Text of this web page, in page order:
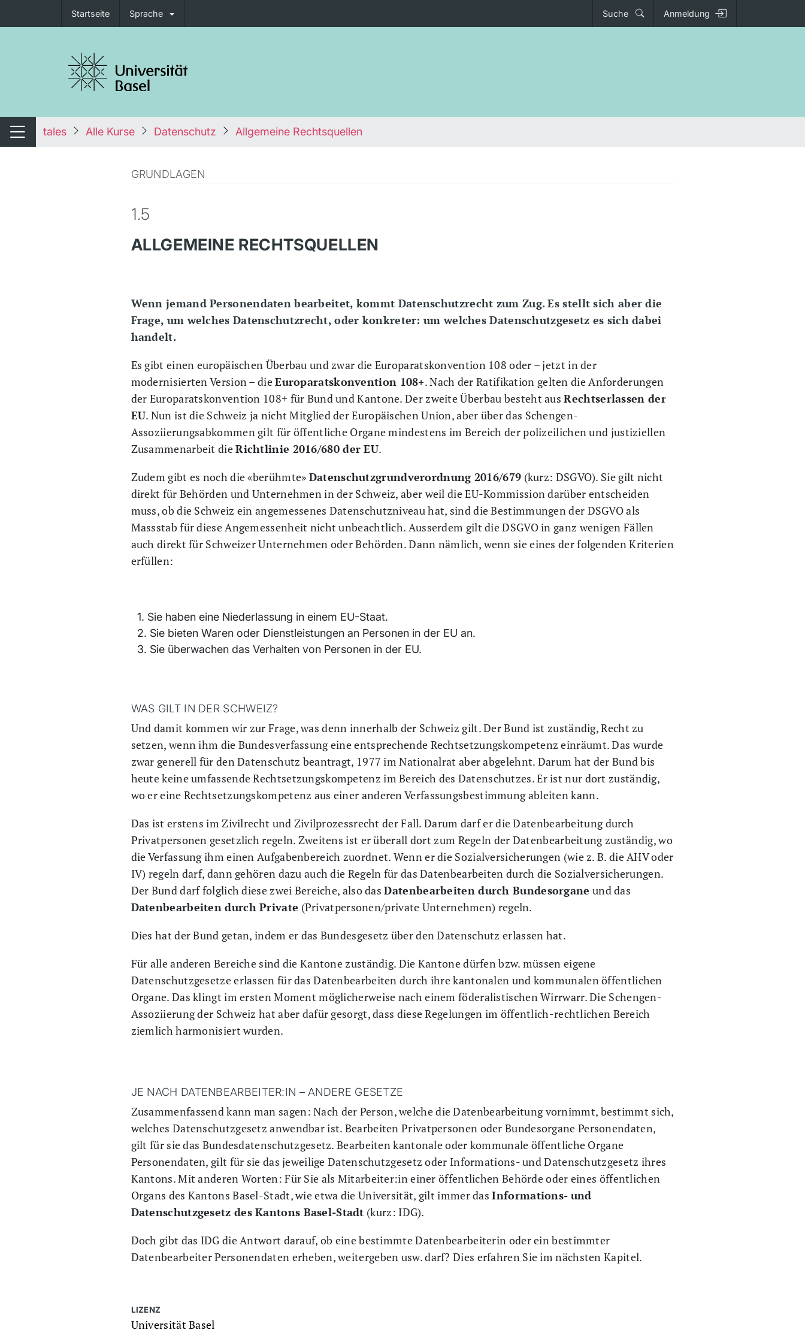
Startseite Sprache Suche Anmeldung
umschalten
Navigation umschalten
tales Alle Kurse Datenschutz Allgemeine Rechtsquellen
GRUNDLAGEN
1.5
ALLGEMEINE RECHTSQUELLEN
Wenn jemand Personendaten bearbeitet, kommt Datenschutzrecht zum Zug. Es stellt sich aber die
Frage, um welches Datenschutzrecht, oder konkreter: um welches Datenschutzgesetz es sich dabei
handelt.
Es gibt einen europäischen Überbau und zwar die Europaratskonvention 108 oder – jetzt in der
modernisierten Version – dieEuroparatskonvention 108+. Nach der Ratifikation gelten die Anforderungen
der Europaratskonvention 108+ für Bund und Kantone. Der zweite Überbau besteht ausRechtserlassen der
EU. Nun ist die Schweiz ja nicht Mitglied der Europäischen Union, aber über das Schengen-
Assoziierungsabkommen gilt für öffentliche Organe mindestens im Bereich der polizeilichen und justiziellen
Zusammenarbeit dieRichtlinie 2016/680 der EU.
Zudem gibt es noch die «berühmte» Datenschutzgrundverordnung 2016/679 (kurz: DSGVO). Sie gilt nicht
direkt für Behörden und Unternehmen in der Schweiz, aber weil die EU-Kommission darüber entscheiden
muss, ob die Schweiz ein angemessenes Datenschutzniveau hat, sind die Bestimmungen der DSGVO als
Massstab für diese Angemessenheit nicht unbeachtlich. Ausserdem gilt die DSGVO in ganz wenigen Fällen
auch direkt für Schweizer Unternehmen oder Behörden. Dann nämlich, wenn sie eines der folgenden Kriterien
erfüllen:
Sie haben eine Niederlassung in einem EU-Staat.
Sie bieten Waren oder Dienstleistungen an Personen in der EU an.
Sie überwachen das Verhalten von Personen in der EU.
WAS GILT IN DER SCHWEIZ?
Und damit kommen wir zur Frage, was denn innerhalb der Schweiz gilt. Der Bund ist zuständig, Recht zu
setzen, wenn ihm die Bundesverfassung eine entsprechende Rechtsetzungskompetenz einräumt. Das wurde
zwar generell für den Datenschutz beantragt, 1977 im Nationalrat aber abgelehnt. Darum hat der Bund bis
heute keine umfassende Rechtsetzungskompetenz im Bereich des Datenschutzes. Er ist nur dort zuständig,
wo er eine Rechtsetzungskompetenz aus einer anderen Verfassungsbestimmung ableiten kann.
Das ist erstens im Zivilrecht und Zivilprozessrecht der Fall. Darum darf er die Datenbearbeitung durch
Privatpersonen gesetzlich regeln. Zweitens ist er überall dort zum Regeln der Datenbearbeitung zuständig, wo
die Verfassung ihm einen Aufgabenbereich zuordnet. Wenn er die Sozialversicherungen (wie z. B. die AHV oder
IV) regeln darf, dann gehören dazu auch die Regeln für das Datenbearbeiten durch die Sozialversicherungen.
Der Bund darf folglich diese zwei Bereiche, also dasDatenbearbeiten durch Bundesorgane und das
Datenbearbeiten durch Private (Privatpersonen/private Unternehmen) regeln.
Dies hat der Bund getan, indem er das Bundesgesetz über den Datenschutz erlassen hat.
Für alle anderen Bereiche sind die Kantone zuständig. Die Kantone dürfen bzw. müssen eigene
Datenschutzgesetze erlassen für das Datenbearbeiten durch ihre kantonalen und kommunalen öffentlichen
Organe. Das klingt im ersten Moment möglicherweise nach einem föderalistischen Wirrwarr. Die Schengen-
Assoziierung der Schweiz hat aber dafür gesorgt, dass diese Regelungen im öffentlich-rechtlichen Bereich
ziemlich harmonisiert wurden.
JE NACH DATENBEARBEITER:IN – ANDERE GESETZE
Zusammenfassend kann man sagen: Nach der Person, welche die Datenbearbeitung vornimmt, bestimmt sich,
welches Datenschutzgesetz anwendbar ist. Bearbeiten Privatpersonen oder Bundesorgane Personendaten,
gilt für sie das Bundesdatenschutzgesetz. Bearbeiten kantonale oder kommunale öffentliche Organe
Personendaten, gilt für sie das jeweilige Datenschutzgesetz oder Informations- und Datenschutzgesetz ihres
Kantons. Mit anderen Worten: Für Sie als Mitarbeiter:in einer öffentlichen Behörde oder eines öffentlichen
Organs des Kantons Basel-Stadt, wie etwa die Universität, gilt immer dasInformations- und
Datenschutzgesetz des Kantons Basel-Stadt (kurz: IDG).
Doch gibt das IDG die Antwort darauf, ob eine bestimmte Datenbearbeiterin oder ein bestimmter
Datenbearbeiter Personendaten erheben, weitergeben usw. darf? Dies erfahren Sie im nächsten Kapitel.
LIZENZ
Universität Basel